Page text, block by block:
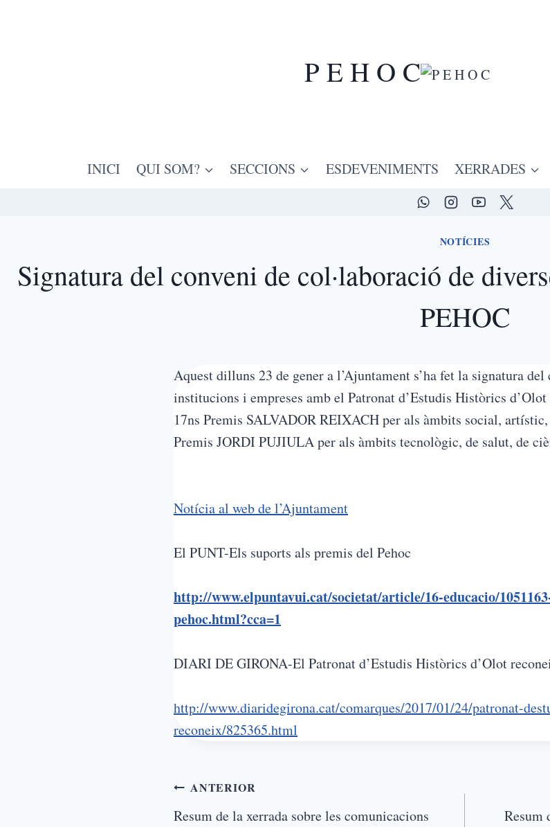
P E H O C
INICI QUI SOM? SECCIONS ESDEVENIMENTS XERRADES
NOTÍCIES
Signatura del conveni de col·laboració de
PEHOC
Aquest dilluns 23 de gener a l’Ajuntament s’ha fet la signatura
institucions i empreses amb el Patronat d’Estudis Històrics
17ns Premis SALVADOR REIXACH per als àmbits social,
Premis JORDI PUJIULA per als àmbits tecnològic, de salut, de
Notícia al web de l’Ajuntament
El PUNT-Els suports als premis del Pehoc
http://www.elpuntavui.cat/societat/article/16-educacio/
pehoc.html?cca=1
DIARI DE GIRONA-El Patronat d’Estudis Històrics d’Olot
http://www.diaridegirona.cat/comarques/2017/01/24/patronat-
reconeix/825365.html
ANTERIOR
Resum de la xerrada sobre les comunicacions
Resum